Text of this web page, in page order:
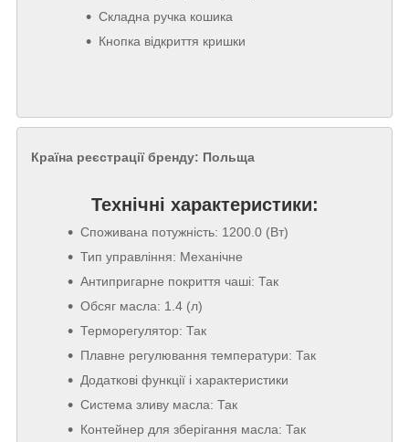
Складна ручка кошика
Кнопка відкриття кришки
Технічні характеристики:
Споживана потужність: 1200.0 (Вт)
Тип управління: Механічне
Антипригарне покриття чаші: Так
Обсяг масла: 1.4 (л)
Терморегулятор: Так
Плавне регулювання температури: Так
Додаткові функції і характеристики
Система зливу масла: Так
Контейнер для зберігання масла: Так
Країна реєстрації бренду: Польща